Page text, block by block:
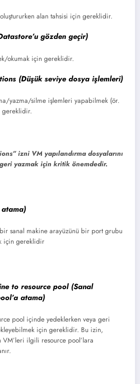
alan tahsisi için gereklidir.
gözden geçir)
okumak için gereklidir.
(Düşük seviye dosya işlemleri)
yazma/silme işlemleri yapabilmek (ör.
gereklidir.
izni VM yapılandırma dosyalarını
yazmak için kritik önemdedir.
sanal makine arayüzünü bir port grubu
için gereklidir
to resource pool (Sanal
atama)
pool içinde yedeklerken veya geri
için gereklidir. Bu izin,
VM’leri ilgili resource pool’lara